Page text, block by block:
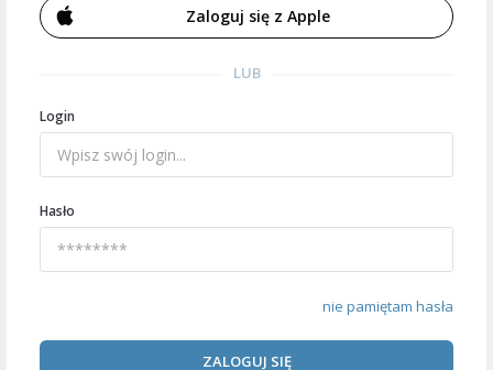
Zaloguj się z Apple
LUB
Login
Hasło
nie pamiętam hasła
ZALOGUJ SIĘ